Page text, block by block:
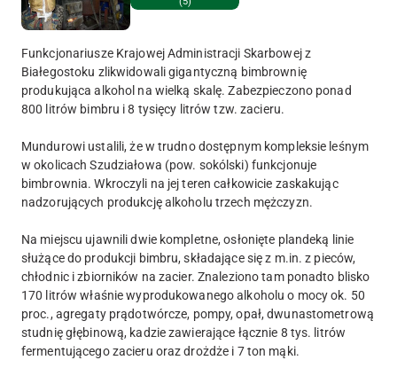
Funkcjonariusze Krajowej Administracji Skarbowej z
Białegostoku zlikwidowali gigantyczną bimbrownię
produkująca alkohol na wielką skalę. Zabezpieczono ponad
800 litrów bimbru i 8 tysięcy litrów tzw. zacieru.
Mundurowi ustalili, że w trudno dostępnym kompleksie leśnym
w okolicach Szudziałowa (pow. sokólski) funkcjonuje
bimbrownia. Wkroczyli na jej teren całkowicie zaskakując
nadzorujących produkcję alkoholu trzech mężczyzn.
Na miejscu ujawnili dwie kompletne, osłonięte plandeką linie
służące do produkcji bimbru, składające się z m.in. z pieców,
chłodnic i zbiorników na zacier. Znaleziono tam ponadto blisko
170 litrów właśnie wyprodukowanego alkoholu o mocy ok. 50
proc., agregaty prądotwórcze, pompy, opał, dwunastometrową
studnię głębinową, kadzie zawierające łącznie 8 tys. litrów
fermentującego zacieru oraz drożdże i 7 ton mąki.